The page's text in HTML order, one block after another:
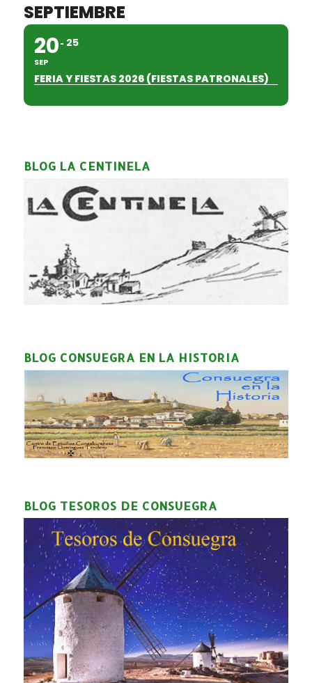
SEPTIEMBRE
20
SEP
25
FERIA Y FIESTAS 2026 (FIESTAS PATRONALES)
BLOG LA CENTINELA
BLOG CONSUEGRA EN LA HISTORIA
BLOG TESOROS DE CONSUEGRA